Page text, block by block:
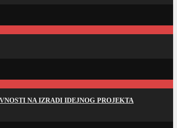
NA IZRADI IDEJNOG PROJEKTA